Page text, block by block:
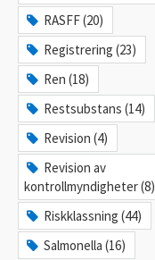
RASFF (20)
Registrering (23)
Ren (18)
Restsubstans (14)
Revision (4)
Revision av
kontrollmyndigheter (8)
Riskklassning (44)
Salmonella (16)